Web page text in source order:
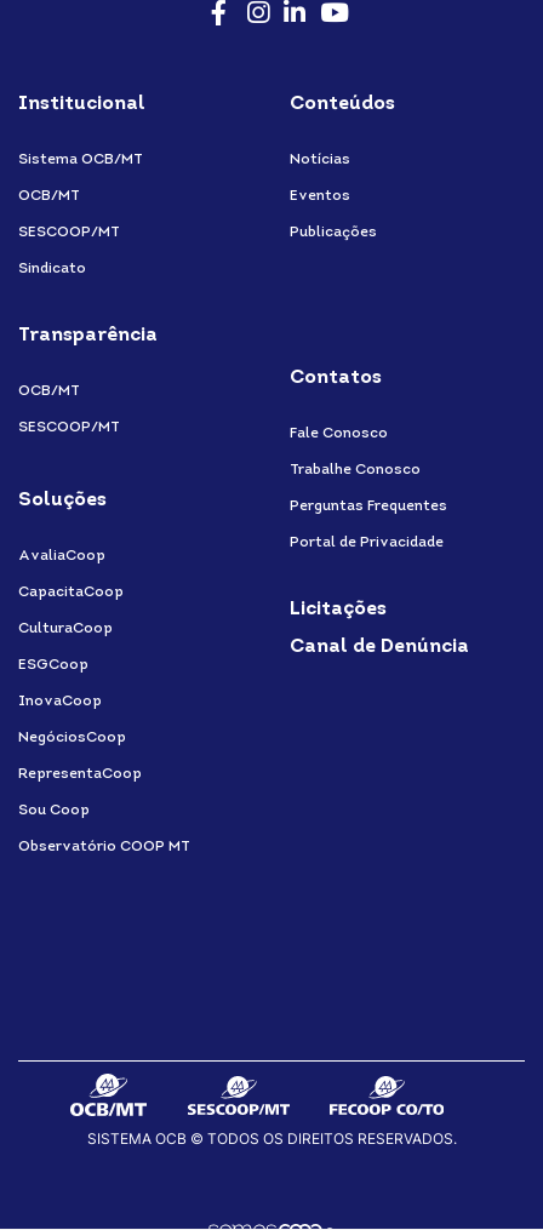
Institucional
Sistema OCB/MT
OCB/MT
SESCOOP/MT
Sindicato
Transparência
OCB/MT
SESCOOP/MT
Soluções
AvaliaCoop
CapacitaCoop
CulturaCoop
ESGCoop
InovaCoop
NegóciosCoop
RepresentaCoop
Sou Coop
Observatório COOP MT
Conteúdos
Notícias
Eventos
Publicações
Contatos
Fale Conosco
Trabalhe Conosco
Perguntas Frequentes
Portal de Privacidade
Licitações
Canal de Denúncia
SISTEMA OCB © TODOS OS DIREITOS RESERVADOS.